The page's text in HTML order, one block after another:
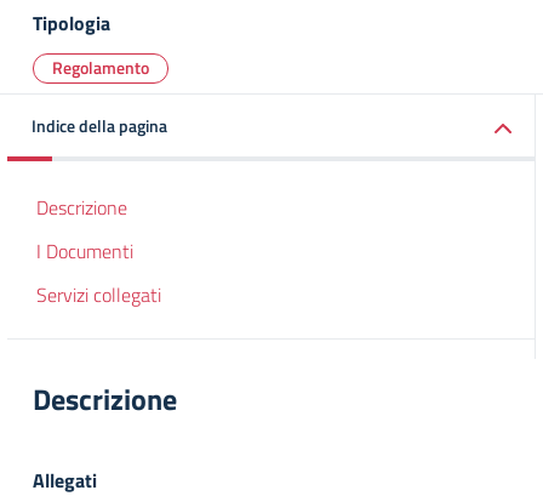
Tipologia
Regolamento
Indice della pagina
Descrizione
I Documenti
Servizi collegati
Descrizione
Allegati